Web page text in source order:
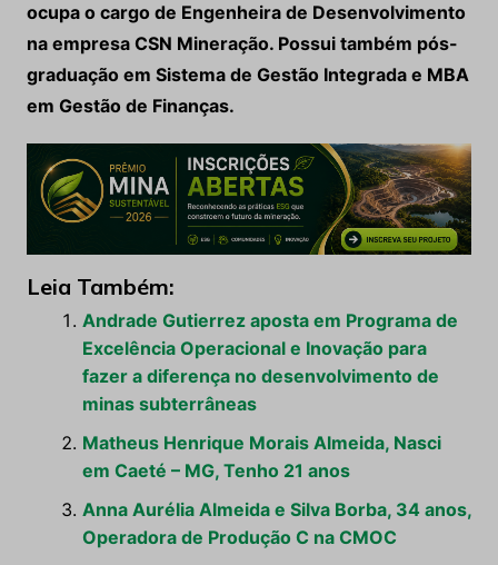
ocupa o cargo de Engenheira de Desenvolvimento
na empresa CSN Mineração. Possui também pós-
graduação em Sistema de Gestão Integrada e MBA
em Gestão de Finanças.
Leia Também:
Andrade Gutierrez aposta em Programa de
Excelência Operacional e Inovação para
fazer a diferença no desenvolvimento de
minas subterrâneas
Matheus Henrique Morais Almeida, Nasci
em Caeté – MG, Tenho 21 anos
Anna Aurélia Almeida e Silva Borba, 34 anos,
Operadora de Produção C na CMOC